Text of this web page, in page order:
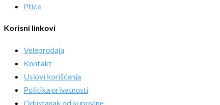
Ptice
Korisni linkovi
Veleprodaja
Kontakt
Uslovi korišćenja
Politika privatnosti
Odustanak od kupovine